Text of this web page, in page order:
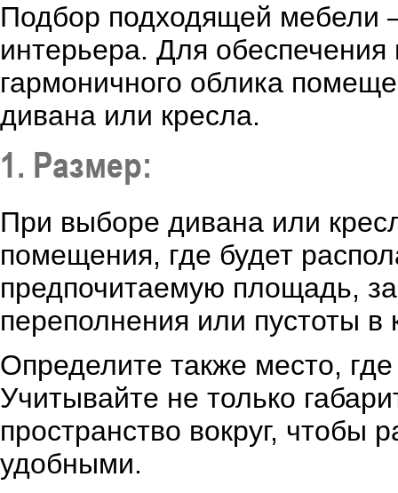
Подбор подходящей мебели
интерьера. Для
гармоничного облика
дивана или кресла.
1. Размер:
При выборе дивана или
помещения, где будет
предпочитаемую площадь,
переполнения или пустоты в
Определите также место,
Учитывайте не только
пространство вокруг,
удобными.